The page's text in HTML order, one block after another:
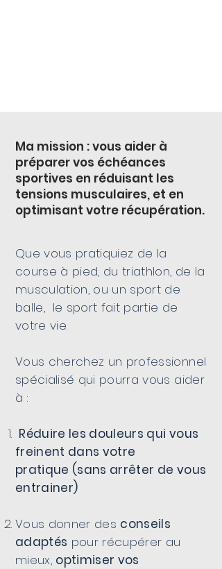
Ma mission : vous aider à
préparer vos échéances
sportives en réduisant les
tensions musculaires, et en
optimisant votre récupération.
Que vous pratiquiez de la
course à pied, du triathlon, de la
musculation, ou un sport de
balle, le sport fait partie de
votre vie.
Vous cherchez un professionnel
spécialisé qui pourra vous aider
à :
Réduire les douleurs qui vous
freinent dans votre
pratique (sans arrêter de vous
entrainer)
Vous donner des conseils
adaptés pour récupérer au
mieux, optimiser vos